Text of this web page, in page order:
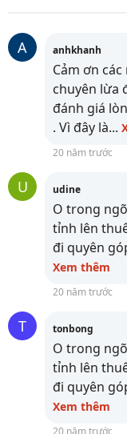
A anhkhanh
Cảm ơn
chuyên lừa
đánh giá
. Vì đây là...
20 năm trước
U udine
O trong
tỉnh lên
đi quyên
Xem thêm
20 năm trước
T tonbong
O trong
tỉnh lên
đi quyên
Xem thêm
20 năm trước